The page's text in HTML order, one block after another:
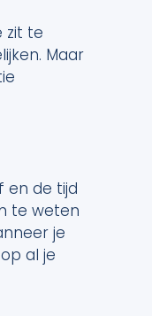
zit te
Maar
en de tijd
te weten
je
al je